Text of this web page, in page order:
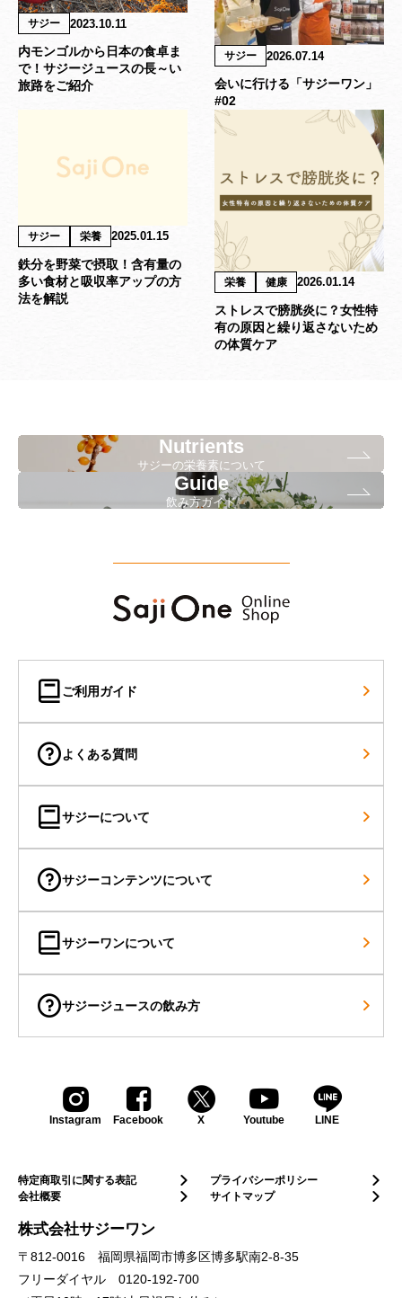
サジー 2023.10.11
内モンゴルから日本の食卓ま
で！サジージュースの長～い
旅路をご紹介
サジー 2026.07.14
会いに行ける「サジーワン」
#02
サジー 栄養 2025.01.15
鉄分を野菜で摂取！含有量の
多い食材と吸収率アップの方
法を解説
栄養 健康 2026.01.14
ストレスで膀胱炎に？女性特
有の原因と繰り返さないため
の体質ケア
Nutrients
サジーの栄養素について
Guide
飲み方ガイド
ご利用ガイド
よくある質問
サジーについて
サジーコンテンツについて
サジーワンについて
サジージュースの飲み方
Instagram Facebook X Youtube LINE
特定商取引に関する表記
プライバシーポリシー
会社概要
サイトマップ
株式会社サジーワン
〒812-0016 福岡県福岡市博多区博多駅南2-8-35
フリーダイヤル 0120-192-700